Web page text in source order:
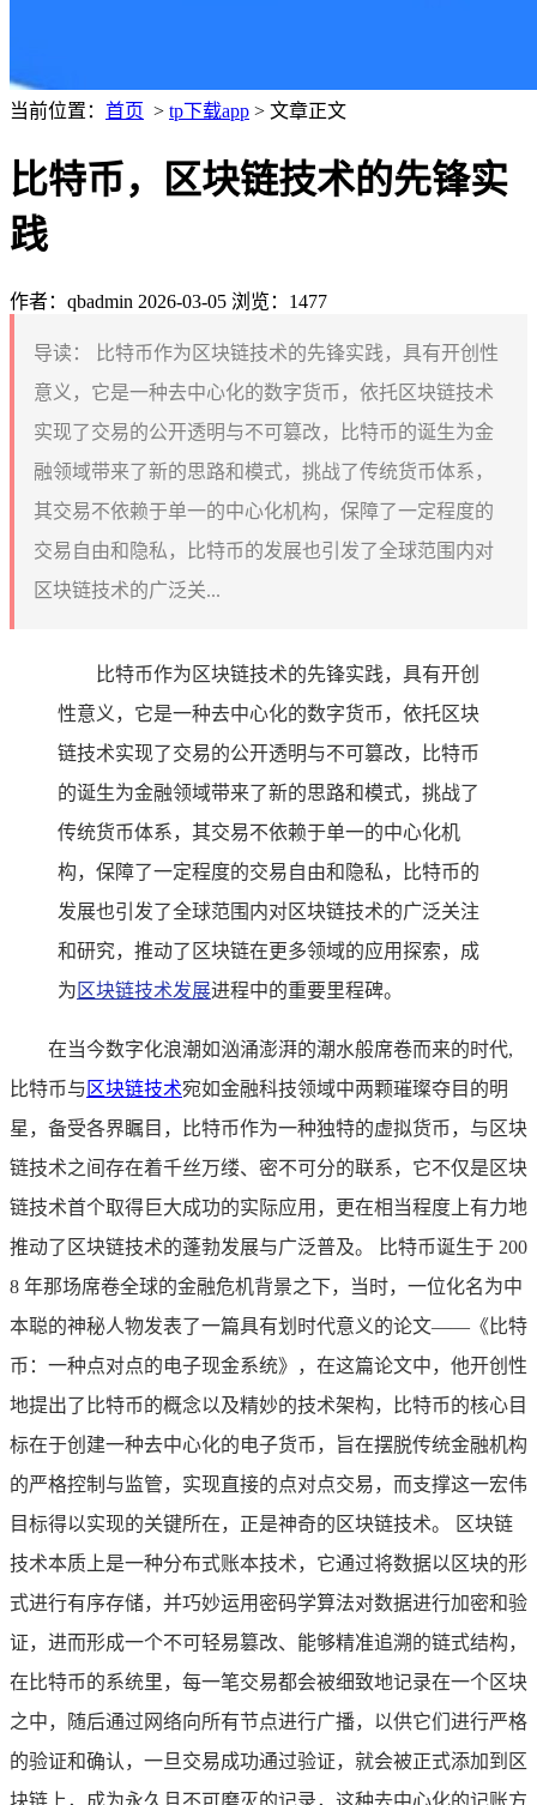
当前位置： 首页 > tp下载app > 文章正文
比特币，区块链技术的先锋实
践
作者：qbadmin 2026-03-05 浏览：1477
导读：
比特币作为区块链技术的先锋实践，具有开创性
意义，它是一种去中心化的数字货币，依托区块链技术
实现了交易的公开透明与不可篡改，比特币的诞生为金
融领域带来了新的思路和模式，挑战了传统货币体系，
其交易不依赖于单一的中心化机构，保障了一定程度的
交易自由和隐私，比特币的发展也引发了全球范围内对
区块链技术的广泛关...
比特币作为区块链技术的先锋实践，具有开创
性意义，它是一种去中心化的数字货币，依托区块
链技术实现了交易的公开透明与不可篡改，比特币
的诞生为金融领域带来了新的思路和模式，挑战了
传统货币体系，其交易不依赖于单一的中心化机
构，保障了一定程度的交易自由和隐私，比特币的
发展也引发了全球范围内对区块链技术的广泛关注
和研究，推动了区块链在更多领域的应用探索，成
为 区块链技术发展进程中的重要里程碑。
在当今数字化浪潮如汹涌澎湃的潮水般席卷而来的时代,
比特币与 区块链技术宛如金融科技领域中两颗璀璨夺目的明
星，备受各界瞩目，比特币作为一种独特的虚拟货币，与区块
链技术之间存在着千丝万缕、密不可分的联系，它不仅是区块
链技术首个取得巨大成功的实际应用，更在相当程度上有力地
推动了区块链技术的蓬勃发展与广泛普及。 比特币诞生于 200
8 年那场席卷全球的金融危机背景之下，当时，一位化名为中
本聪的神秘人物发表了一篇具有划时代意义的论文——《比特
币：一种点对点的电子现金系统》，在这篇论文中，他开创性
地提出了比特币的概念以及精妙的技术架构，比特币的核心目
标在于创建一种去中心化的电子货币，旨在摆脱传统金融机构
的严格控制与监管，实现直接的点对点交易，而支撑这一宏伟
目标得以实现的关键所在，正是神奇的区块链技术。 区块链
技术本质上是一种分布式账本技术，它通过将数据以区块的形
式进行有序存储，并巧妙运用密码学算法对数据进行加密和验
证，进而形成一个不可轻易篡改、能够精准追溯的链式结构，
在比特币的系统里，每一笔交易都会被细致地记录在一个区块
之中，随后通过网络向所有节点进行广播，以供它们进行严格
的验证和确认，一旦交易成功通过验证，就会被正式添加到区
块链上，成为永久且不可磨灭的记录，这种去中心化的记账方